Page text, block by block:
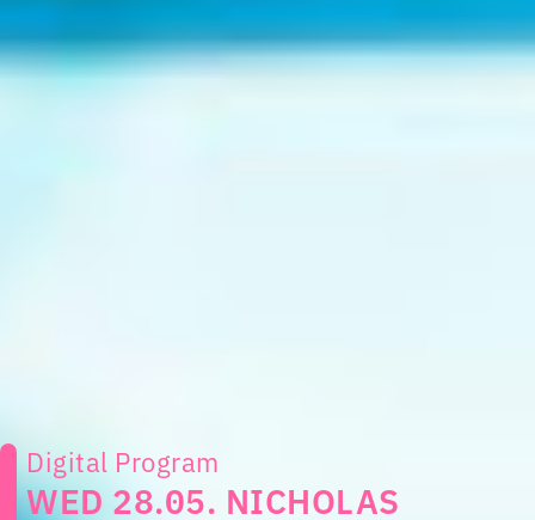
Digital Program
WED 28.05. NICHOLAS